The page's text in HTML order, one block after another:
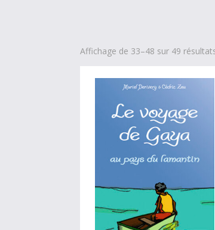
Affichage de 33–48 sur 49